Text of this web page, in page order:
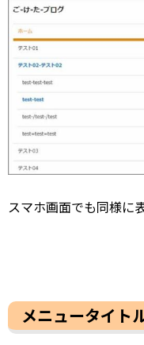
スマホ画面でも同様に
メニュータイト